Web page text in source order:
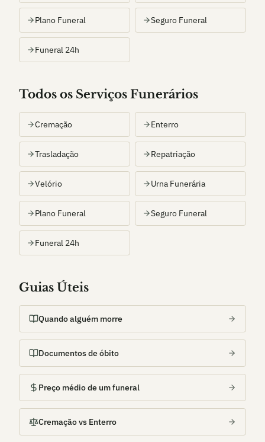
Plano Funeral Seguro Funeral
Funeral 24h
Todos os Serviços Funerários
Cremação Enterro
Trasladação Repatriação
Velório Urna Funerária
Plano Funeral Seguro Funeral
Funeral 24h
Guias Úteis
Quando alguém morre
Documentos de óbito
Preço médio de um funeral
Cremação vs Enterro